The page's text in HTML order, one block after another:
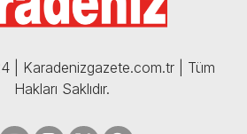
| Karadenizgazete.com.tr | Tüm
Hakları Saklıdır.